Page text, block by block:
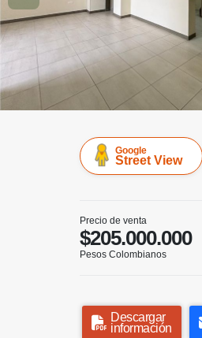
Google
Street View
Precio de venta
$205.000.000
Pesos Colombianos
Descargar
información